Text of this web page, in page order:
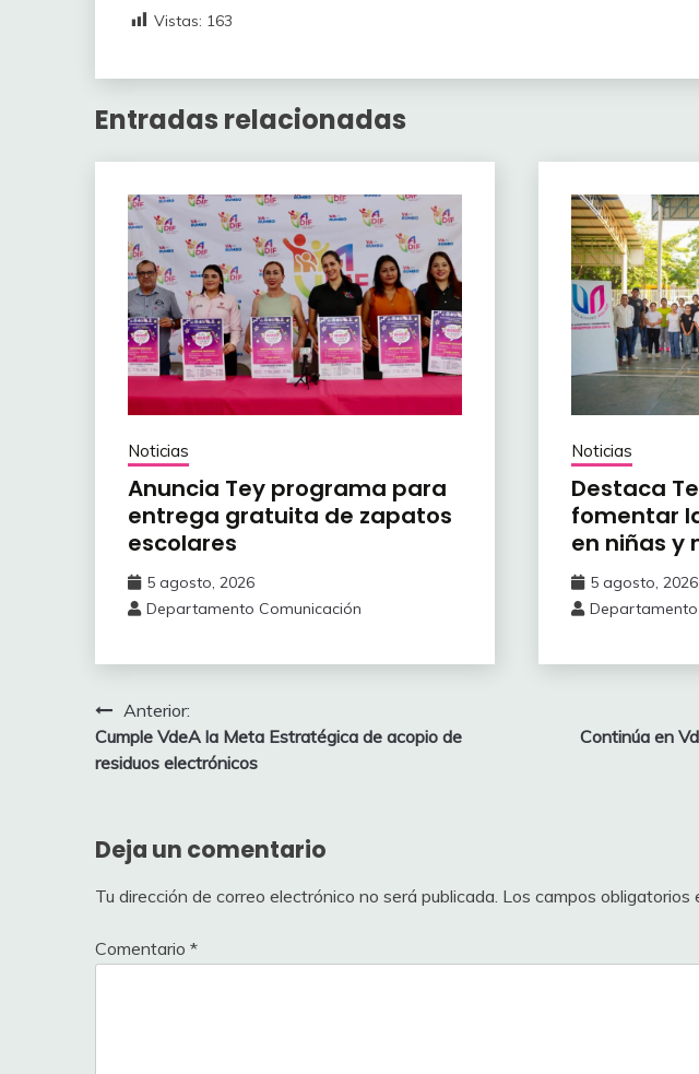
Vistas: 163
Entradas relacionadas
Noticias
Anuncia Tey programa para
entrega gratuita de zapatos
escolares
5 agosto, 2026
Departamento Comunicación
Noticias
‎Destaca
fomentar
en niñas y
5 agosto, 2026
Navegación
de
Anterior:
Cumple VdeA la Meta Estratégica de acopio de
residuos electrónicos
‎Continúa en
Deja un comentario
Tu dirección de correo electrónico no será publicada. Los campos obligatorios
Comentario *